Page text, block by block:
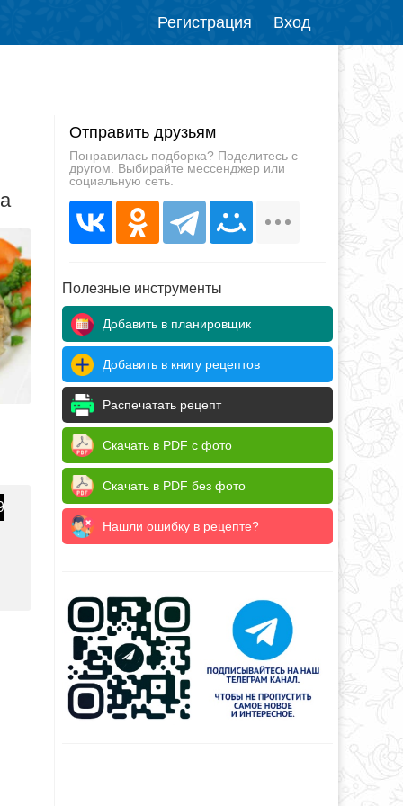
Регистрация Вход
Отправить друзьям
Понравилась подборка? Поделитесь с
другом. Выбирайте мессенджер или
социальную сеть.
Полезные инструменты
Добавить в планировщик
Добавить в книгу рецептов
Распечатать рецепт
Скачать в PDF с фото
Скачать в PDF без фото
Нашли ошибку в рецепте?